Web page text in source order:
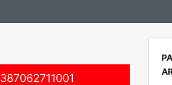
387062711001